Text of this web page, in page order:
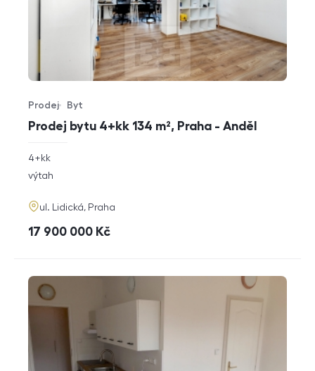
Prodej bytu 4+kk 134 m², Praha - Anděl
Typ nabídky
Prodej
Typ nemovitosti
Byt
rozměry
dispozice
4+kk
funkce
výtah
adresa
ul. Lidická, Praha
cena
17 900 000 Kč